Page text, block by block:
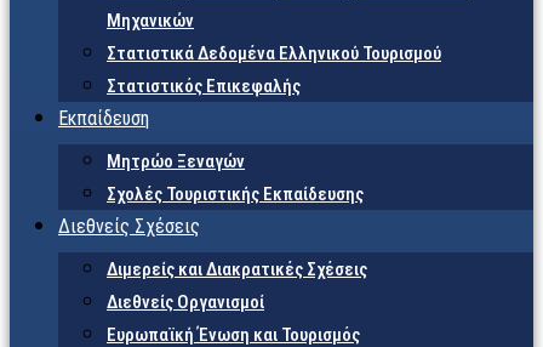
Μηχανικών
Στατιστικά Δεδομένα Ελληνικού Τουρισμού
Στατιστικός Επικεφαλής
Εκπαίδευση
Μητρώο Ξεναγών
Σχολές Τουριστικής Εκπαίδευσης
Διεθνείς Σχέσεις
Διμερείς και Διακρατικές Σχέσεις
Διεθνείς Οργανισμοί
Ευρωπαϊκή Ένωση και Τουρισμός